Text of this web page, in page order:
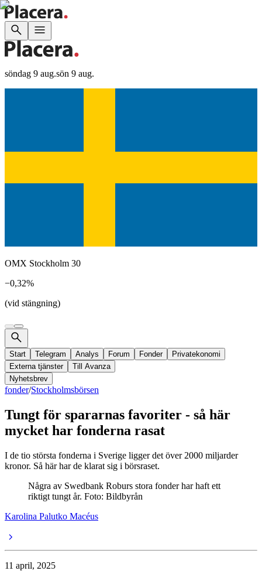
söndag 9 aug.sön 9 aug.
OMX Stockholm 30
−0,32%
(vid stängning)
Start Telegram Analys Forum Fonder
Privatekonomi
Externa tjänster
Till Avanza
Nyhetsbrev
fonder/Stockholmsbörsen
Tungt för spararnas favoriter - så här
mycket har fonderna rasat
I de tio största fonderna i Sverige ligger det över 2000 miljarder
kronor. Så här har de klarat sig i börsraset.
Några av Swedbank Roburs stora fonder har haft ett
riktigt tungt år. Foto: Bildbyrån
Karolina Palutko Macéus
11 april, 2025